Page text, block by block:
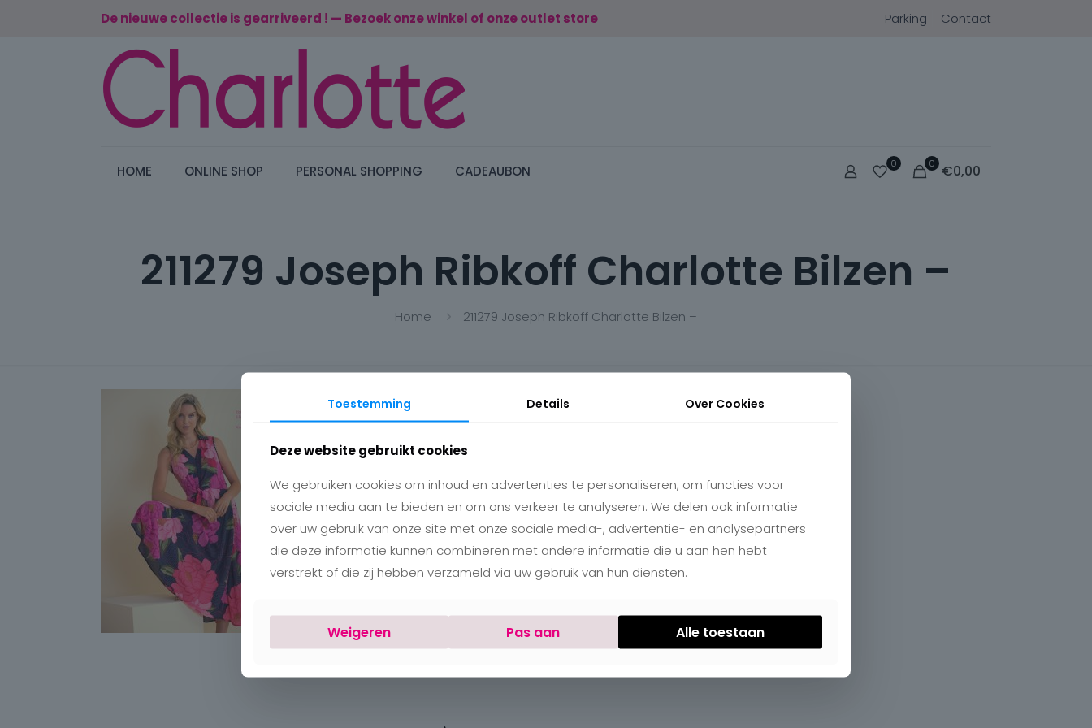
De nieuwe collectie is gearriveerd ! — Bezoek onze winkel of onze outlet store Parking Contact
HOME ONLINE SHOP PERSONAL SHOPPING CADEAUBON 0 0 €0,00
211279 Joseph Ribkoff Charlotte Bilzen –
Home 211279 Joseph Ribkoff Charlotte Bilzen –
Toestemming Details Over Cookies
Deze website gebruikt cookies
We gebruiken cookies om inhoud en advertenties te personaliseren, om functies voor
sociale media aan te bieden en om ons verkeer te analyseren. We delen ook informatie
over uw gebruik van onze site met onze sociale media-, advertentie- en analysepartners
die deze informatie kunnen combineren met andere informatie die u aan hen hebt
verstrekt of die zij hebben verzameld via uw gebruik van hun diensten.
Weigeren Pas aan Alle toestaan